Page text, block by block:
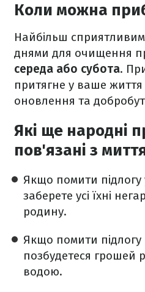
Коли можна
Найбільш
днями для очищення
середа або субота.
притягне у ваше життя
оновлення та
Які ще народні
пов'язані з
Якщо помити підлогу
заберете усі їхні
родину.
Якщо помити
позбудетеся грошей
водою.